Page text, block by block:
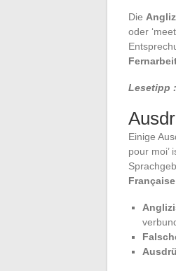
Die
oder
Lesetipp :
Einige
pour moi’
Française